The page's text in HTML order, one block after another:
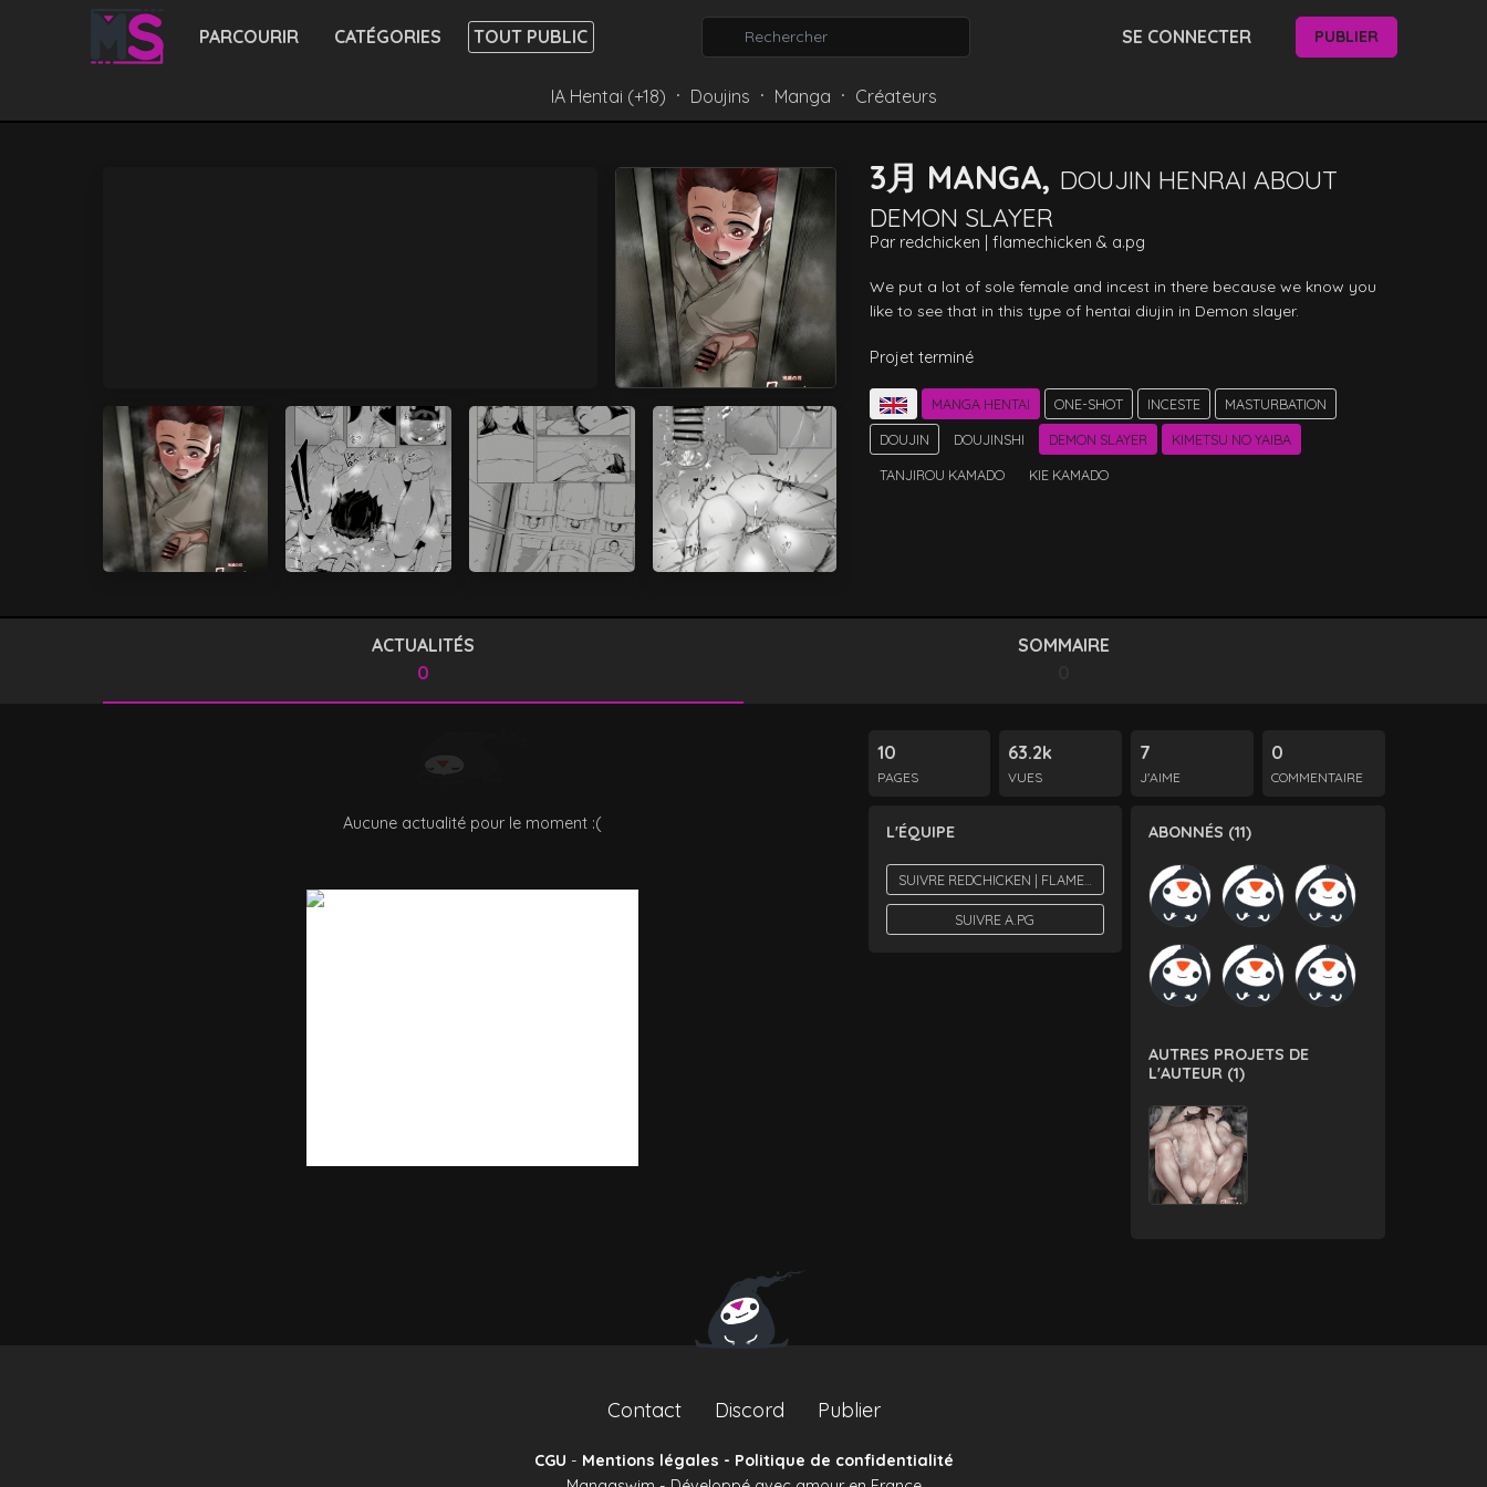
PARCOURIR CATÉGORIES TOUT PUBLIC SE CONNECTER PUBLIER
IA Hentai (+18) ⸱ Doujins ⸱ Manga ⸱ Créateurs
3月 MANGA, DOUJIN HENRAI ABOUT
DEMON SLAYER
Par redchicken | flamechicken & a.pg
We put a lot of sole female and incest in there because we know you
like to see that in this type of hentai diujin in Demon slayer.
Projet terminé
MANGA HENTAI ONE-SHOT INCESTE MASTURBATION
DOUJIN DOUJINSHI DEMON SLAYER
KIMETSU NO YAIBA
TANJIROU KAMADO
KIE KAMADO
ACTUALITÉS
0
SOMMAIRE
Aucune actualité pour le moment :(
10
PAGES
63.2k
VUES
7
J'AIME
0
COMMENTAIRE
L'ÉQUIPE
SUIVRE REDCHICKEN | FLAMECHICKEN
SUIVRE A.PG
ABONNÉS (11)
AUTRES PROJETS DE
L'AUTEUR (1)
Contact Discord Publier
CGU - Mentions légales - Politique de confidentialité